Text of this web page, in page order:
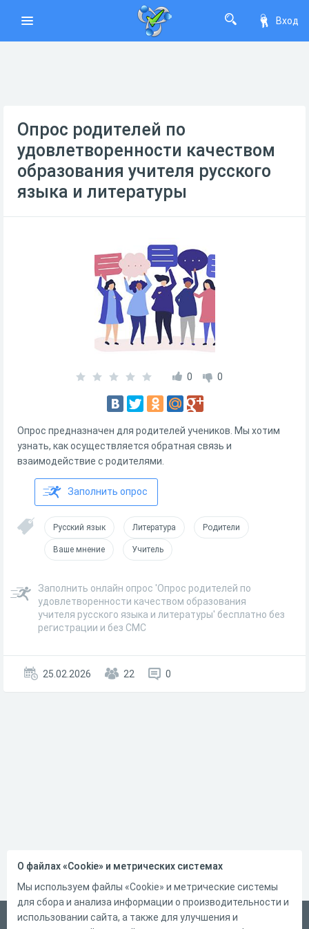
Вход
Опрос родителей по
удовлетворенности качеством
образования учителя русского
языка и литературы
0 0
Опрос предназначен для родителей учеников. Мы хотим
узнать, как осуществляется обратная связь и
взаимодействие с родителями.
Заполнить опрос
Русский язык Литература Родители
Ваше мнение Учитель
Заполнить онлайн опрос 'Опрос родителей по
удовлетворенности качеством образования
учителя русского языка и литературы' бесплатно без
регистрации и без СМС
25.02.2026 22 0
Русский
О файлах «Cookie» и метрических системах
Мы используем файлы «Cookie» и метрические системы
для сбора и анализа информации о производительности и
использовании сайта, а также для улучшения и